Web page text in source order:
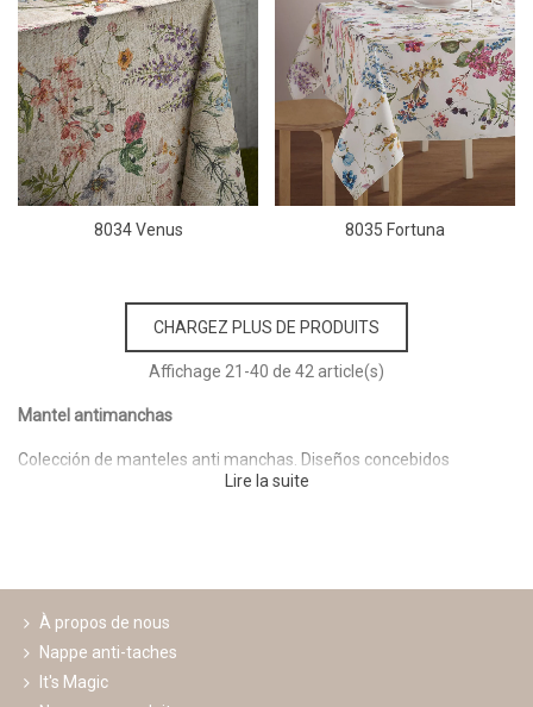
8034 Venus 8035 Fortuna
CHARGEZ PLUS DE PRODUITS
Affichage 21 -40 de 42 article(s)
Mantel antimanchas
Colección de manteles anti manchas. Diseños concebidos
cuidadosamente aplicando las ventajas de la estampación digital.
alrededor de la mesa.
Nuestros manteles llevan el auténtico tratamiento anti manchas:
dos pases de resina y un baño Teflon® de DuPont® que garantiza
Lire la suite
À propos de nous
Nappe anti-taches
It's Magic